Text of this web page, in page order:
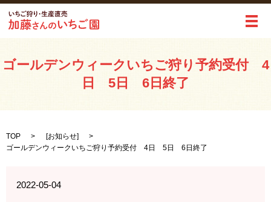
メ
ゴールデンウィークいちご狩り予約受付 4
日 5日 6日終了
TOP [お知らせ]
ゴールデンウィークいちご狩り予約受付 4日 5日 6日終了
2022-05-04